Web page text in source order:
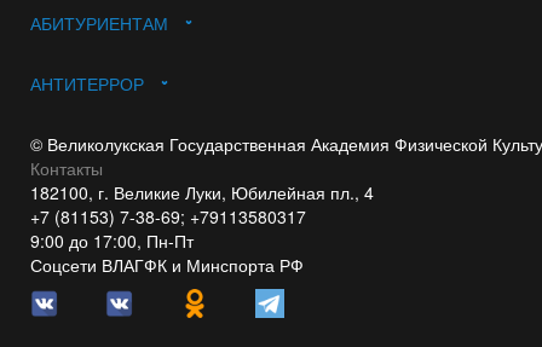
АБИТУРИЕНТАМ
АНТИТЕРРОР
© Великолукская Государственная Академия Физической
Контакты
182100, г. Великие Луки, Юбилейная пл., 4
+7 (81153) 7-38-69; +79113580317
9:00 до 17:00, Пн-Пт
Соцсети ВЛАГФК и Минспорта РФ